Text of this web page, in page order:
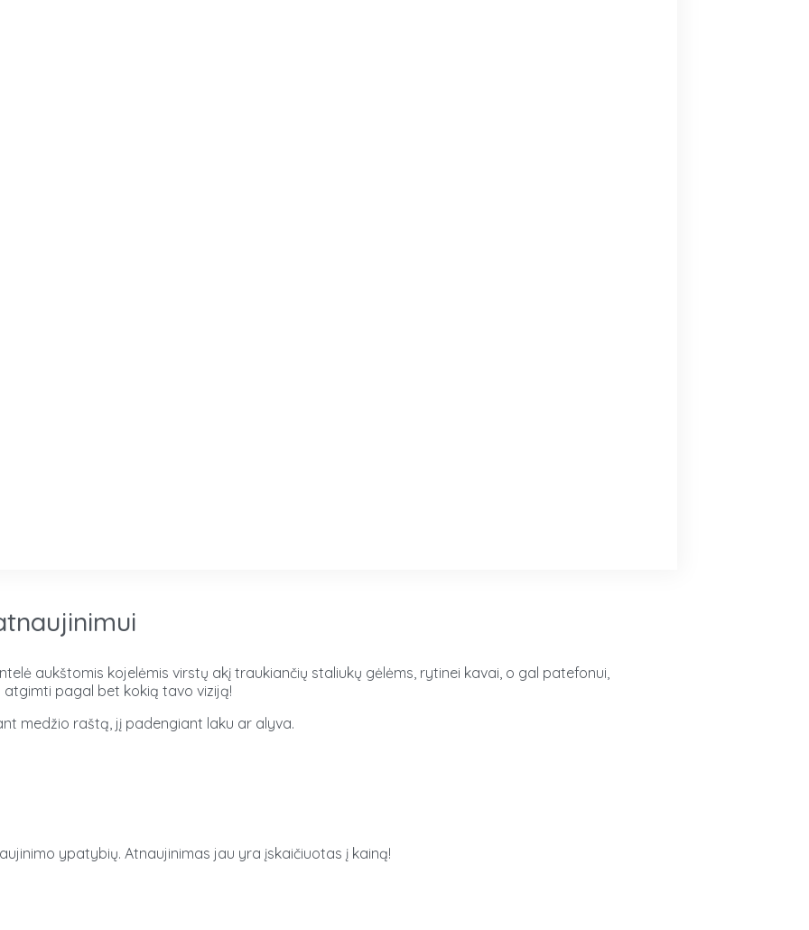
aukštomis kojelėmis virstų akį traukiančių staliukų gėlėms, rytinei kavai, o gal patefonui,
atgimti pagal bet kokią tavo viziją!
medžio raštą, jį padengiant laku ar alyva.
ypatybių. Atnaujinimas jau yra įskaičiuotas į kainą!